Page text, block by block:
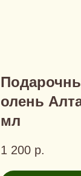
олень
мл
1 200 р.